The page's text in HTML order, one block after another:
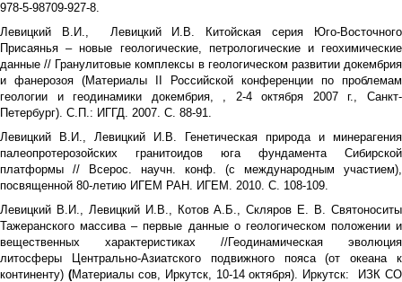
978-5-98709-927-8.
Левицкий В.И., Левицкий И.В. Китойская серия Юго-Восточного
Присаянья – новые геологические, петрологические и геохимические
данные // Гранулитовые комплексы в геологическом развитии докембрия
и фанерозоя (Материалы II Российской конференции по проблемам
геологии и геодинамики докембрия, , 2-4 октября 2007 г., Cанкт-
Петербург). С.П.: ИГГД. 2007. С. 88-91.
Левицкий В.И., Левицкий И.В. Генетическая природа и минерагения
палеопротерозойских гранитоидов юга фундамента Сибирской
платформы // Всерос. научн. конф. (с международным участием),
посвященной 80-летию ИГЕМ РАН. ИГЕМ. 2010. С. 108-109.
Левицкий В.И., Левицкий И.В., Котов А.Б., Скляров Е. В. Святоноситы
Тажеранского массива – первые данные о геологическом положении и
вещественных характеристиках //Геодинамическая эволюция
литосферы Центрально-Азиатского подвижного пояса (от океана к
континенту) (Материалы сов, Иркутск, 10-14 октября). Иркутск: ИЗК СО